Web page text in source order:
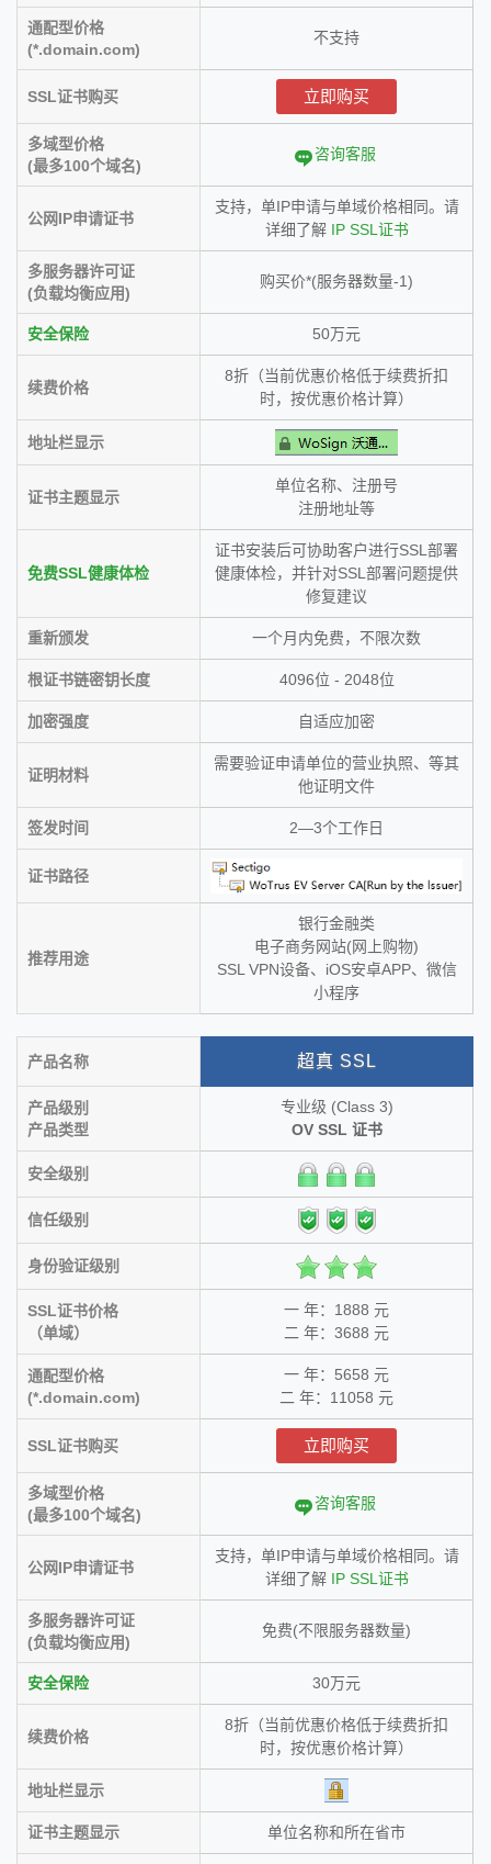
通配型价格
(*.domain.com)
不支持
SSL证书购买 立即购买
多域型价格
(最多100个域名)
咨询客服
公网IP申请证书
支持，单IP申请与单域价格相同。请
详细了解 IP SSL证书
多服务器许可证
(负载均衡应用)
购买价*(服务器数量-1)
安全保险 50万元
续费价格
8折（当前优惠价格低于续费折扣
时，按优惠价格计算）
地址栏显示
证书主题显示
单位名称、注册号
注册地址等
免费SSL健康体检
证书安装后可协助客户进行SSL部署
健康体检，并针对SSL部署问题提供
修复建议
重新颁发 一个月内免费，不限次数
根证书链密钥长度 4096位 - 2048位
加密强度 自适应加密
证明材料
需要验证申请单位的营业执照、等其
他证明文件
签发时间 2—3个工作日
证书路径
推荐用途
银行金融类
电子商务网站(网上购物)
SSL VPN设备、iOS安卓APP、微信
小程序
产品名称 超真 SSL
产品级别
产品类型
专业级 (Class 3)
OV SSL 证书
安全级别
信任级别
身份验证级别
SSL证书价格
（单域）
一 年：1888 元
二 年：3688 元
通配型价格
(*.domain.com)
一 年：5658 元
二 年：11058 元
SSL证书购买 立即购买
多域型价格
(最多100个域名)
咨询客服
公网IP申请证书
支持，单IP申请与单域价格相同。请
详细了解 IP SSL证书
多服务器许可证
(负载均衡应用)
免费(不限服务器数量)
安全保险 30万元
续费价格
8折（当前优惠价格低于续费折扣
时，按优惠价格计算）
地址栏显示
证书主题显示 单位名称和所在省市